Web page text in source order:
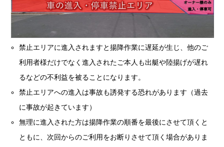
禁止エリアに進入されますと揚降作業に遅延が生じ、他のご
利用者様だけでなく進入されたご本人も出艇や陸揚げが遅れ
るなどの不利益を被ることになります。
禁止エリアへの進入は事故も誘発する恐れがあります（過去
に事故が起きています）
無理に進入された方は揚降作業の順番を最後にさせて頂くと
ともに、次回からのご利用をお断りさせて頂く場合がありま